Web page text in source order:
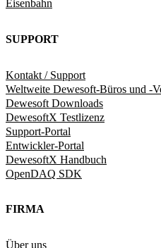
Eisenbahn
SUPPORT
Kontakt / Support
Weltweite Dewesoft-Büros und -
Dewesoft Downloads
DewesoftX Testlizenz
Support-Portal
Entwickler-Portal
DewesoftX Handbuch
OpenDAQ SDK
FIRMA
Über uns